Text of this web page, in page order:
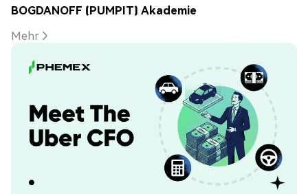
BOGDANOFF (PUMPIT) Akademie
Mehr